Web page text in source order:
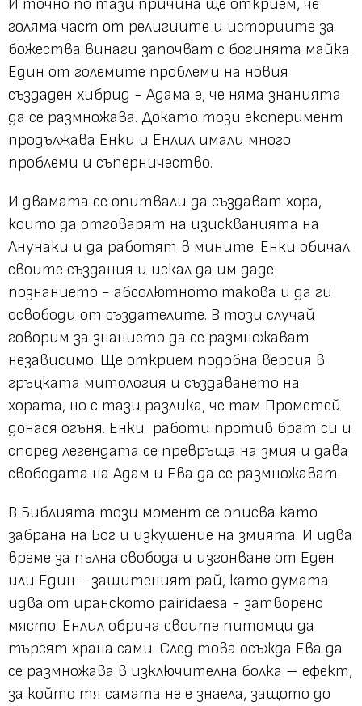
голяма част от религиите и историите за
божества винаги започват с богинята майка.
Един от големите проблеми на новия
създаден хибрид - Адама е, че няма знанията
да се размножава. Докато този експеримент
продължава Енки и Енлил имали много
проблеми и съперничество.
И двамата се опитвали да създават хора,
които да отговарят на изискванията на
Анунаки и да работят в мините. Енки обичал
своите създания и искал да им даде
познанието - абсолютното такова и да ги
освободи от създателите. В този случай
говорим за знанието да се размножават
независимо. Ще открием подобна версия в
гръцката митология и създаването на
хората, но с тази разлика, че там Прометей
донася огъня. Енки работи против брат си и
според легендата се превръща на змия и дава
свободата на Адам и Ева да се размножават.
В Библията този момент се описва като
забрана на Бог и изкушение на змията. И идва
време за пълна свобода и изгонване от Еден
или Един - защитеният рай, като думата
идва от иранското pairidaesa - затворено
място. Енлил обрича своите питомци да
търсят храна сами. След това осъжда Ева да
се размножава в изключителна болка – ефект,
за който тя самата не е знаела, защото до